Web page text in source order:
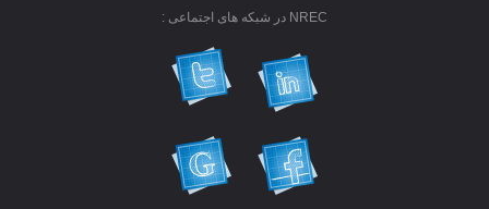
NREC در شبکه های اجتماعی :